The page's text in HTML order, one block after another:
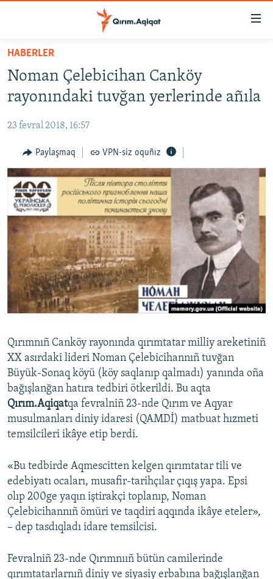
Esas
qaytmaq
Baş
navigatsiyağa
qaytmaq
qaytmaq
İQTİSADİYAT
CEMİYET
MEDENİYET
İNSAN AQLARI
VİDEO
SÜRET
BLOGLAR
FİKİR
Русский
Українською
QOŞULIÑIZ!
RFE/RS bütün saytları
HABERLER
Noman Çelebicihan Canköy
rayonındaki tuvğan yerlerinde añıla
23 fevral 2018, 16:57
Paylaşmaq VPN-siz oquñız
Qırımnıñ Canköy rayonında qırımtatar milliy areketiniñ
XX asırdaki lideri Noman Çelebicihannıñ tuvğan
Büyük-Sonaq köyü (köy saqlanıp qalmadı) yanında oña
bağışlanğan hatıra tedbiri ötkerildi. Bu aqta
Qırım.Aqiqatqa fevralniñ 23-nde Qırım ve Aqyar
musulmanları diniy idaresi (QAMDİ) matbuat hızmeti
temsilcileri ikâye etip berdi.
«Bu tedbirde Aqmescitten kelgen qırımtatar tili ve
edebiyatı ocaları, musafir-tarihçılar çıqış yapa. Epsi
olıp 200ge yaqın iştirakçi toplanıp, Noman
Çelebicihannıñ ömüri ve taqdiri aqqında ikâye eteler»,
– dep tasdıqladı idare temsilcisi.
Fevralniñ 23-nde Qırımnııñ bütün camilerinde
qırımtatarlarnıñ diniy ve siyasiy erbabına bağışlanğan